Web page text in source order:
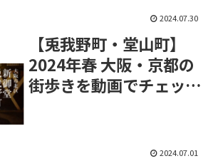
2024.07.30
【兎我野町・堂山町】
2024年春 大阪・京都の
街歩きを動画でチェッ
2024.07.01